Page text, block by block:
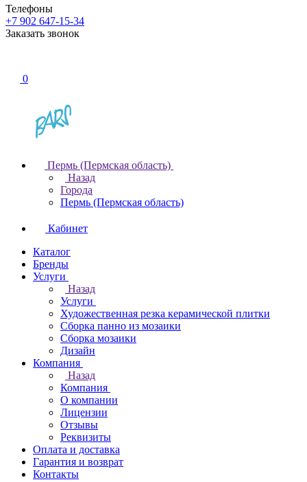
Телефоны
+7 902 647-15-34
Заказать звонок
0
Пермь (Пермская область)
Назад
Города
Пермь (Пермская область)
Кабинет
Каталог
Бренды
Услуги
Назад
Услуги
Художественная резка керамической плитки
Сборка панно из мозаики
Сборка мозаики
Дизайн
Компания
Назад
Компания
О компании
Лицензии
Отзывы
Реквизиты
Оплата и доставка
Гарантия и возврат
Контакты